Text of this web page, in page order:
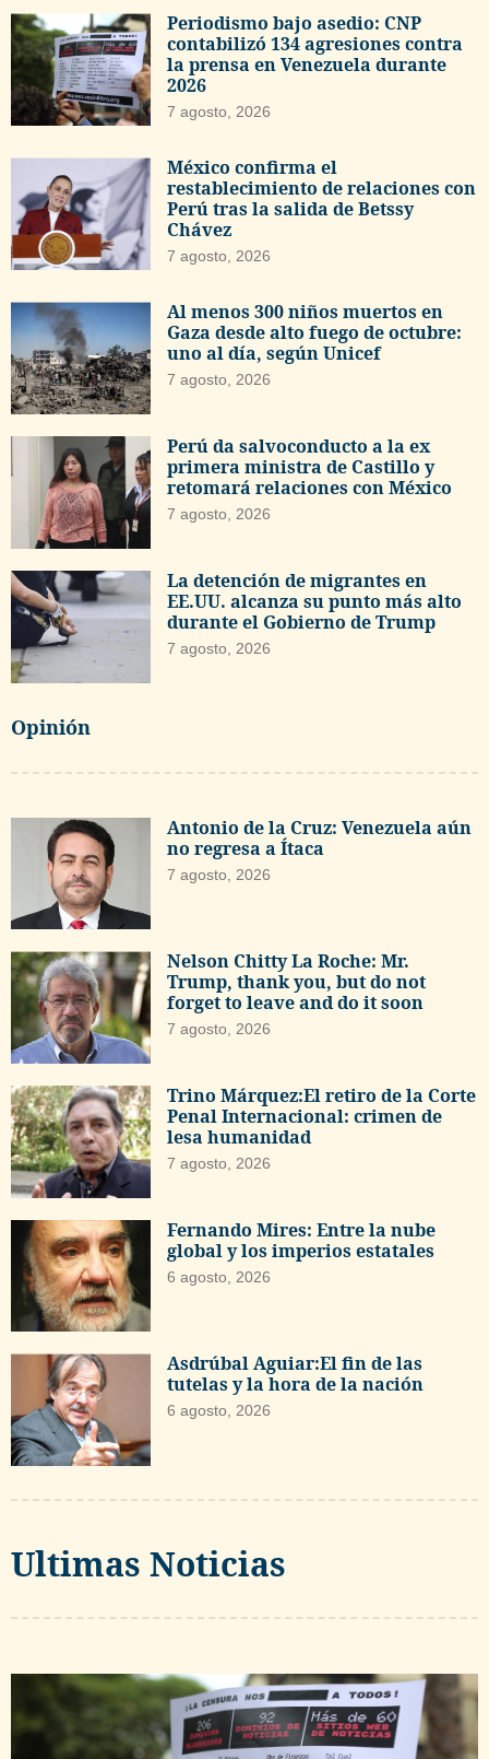
Periodismo bajo asedio: CNP
contabilizó 134 agresiones contra
la prensa en Venezuela durante
2026
7 agosto, 2026
México confirma el
restablecimiento de relaciones con
Perú tras la salida de Betssy
Chávez
7 agosto, 2026
Al menos 300 niños muertos en
Gaza desde alto fuego de octubre:
uno al día, según Unicef
7 agosto, 2026
Perú da salvoconducto a la ex
primera ministra de Castillo y
retomará relaciones con México
7 agosto, 2026
La detención de migrantes en
EE.UU. alcanza su punto más alto
durante el Gobierno de Trump
7 agosto, 2026
Opinión
Antonio de la Cruz: Venezuela aún
no regresa a Ítaca
7 agosto, 2026
Nelson Chitty La Roche: Mr.
Trump, thank you, but do not
forget to leave and do it soon
7 agosto, 2026
Trino Márquez:El retiro de la Corte
Penal Internacional: crimen de
lesa humanidad
7 agosto, 2026
Fernando Mires: Entre la nube
global y los imperios estatales
6 agosto, 2026
Asdrúbal Aguiar:El fin de las
tutelas y la hora de la nación
6 agosto, 2026
Ultimas Noticias